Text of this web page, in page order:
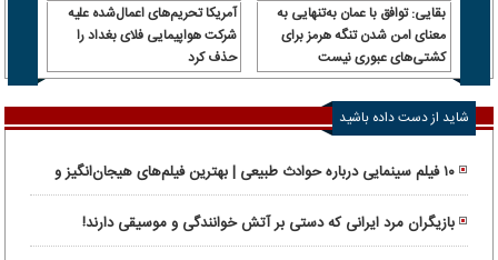
بقایی: توافق با عمان به‌تنهایی به
معنای امن شدن تنگه هرمز برای
کشتی‌های عبوری نیست
آمریکا تحریم‌های اعمال‌شده علیه
شرکت هواپیمایی فلای بغداد را
حذف کرد
شاید از دست داده باشید
۱۰ فیلم سینمایی درباره حوادث طبیعی | بهترین فیلم‌های هیجان‌انگیز و
واقعی
بازیگران مرد ایرانی که دستی بر آتش خوانندگی و موسیقی دارند!